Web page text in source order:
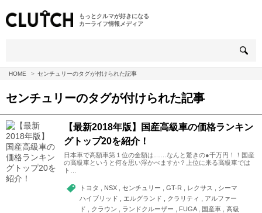
もっとクルマが好きになる
カーライフ情報メディア
HOME センチュリーのタグが付けられた記事
センチュリーのタグが付けられた記事
【最新2018年版】国産高級車の価格ランキン
グトップ20を紹介！
日本車で高額車第１位の金額は……なんと驚きの●千万円！！国産
の高級車というと何を思い浮かべますか？上位に来る高級車では
ト…
トヨタ , NSX , センチュリー , GT-R , レクサス , シーマ
ハイブリッド , エルグランド , クラリティ , アルファー
ド , クラウン , ランドクルーザー , FUGA , 国産車 , 高級